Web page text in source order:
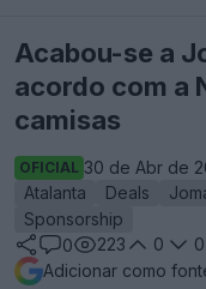
Acabou-se a
acordo com a
camisas
OFICIAL 30 de Abr de
Atalanta
Deals
Sponsorship
0
223 0
0
Adicionar como